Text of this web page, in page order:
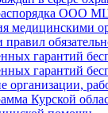
распорядка ООО
медицинскими
гарантий
гарантий
организации,
Курской